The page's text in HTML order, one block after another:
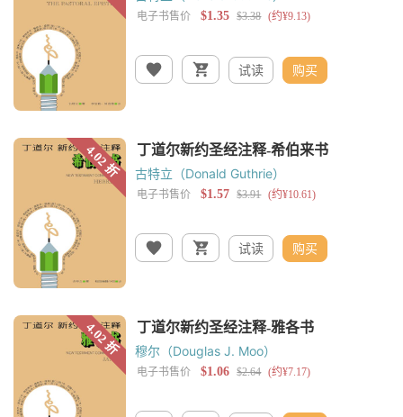
试读 购买
古特立（Donald Guthrie）
试读 购买
穆尔（Douglas J. Moo）